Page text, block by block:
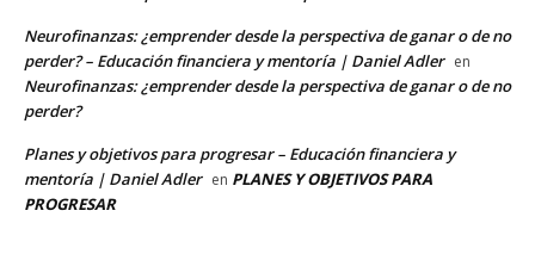
Neurofinanzas: ¿emprender desde la perspectiva de ganar o de no
perder? – Educación financiera y mentoría | Daniel Adler en
Neurofinanzas: ¿emprender desde la perspectiva de ganar o de no
perder?
Planes y objetivos para progresar – Educación financiera y
mentoría | Daniel Adler en PLANES Y OBJETIVOS PARA
PROGRESAR